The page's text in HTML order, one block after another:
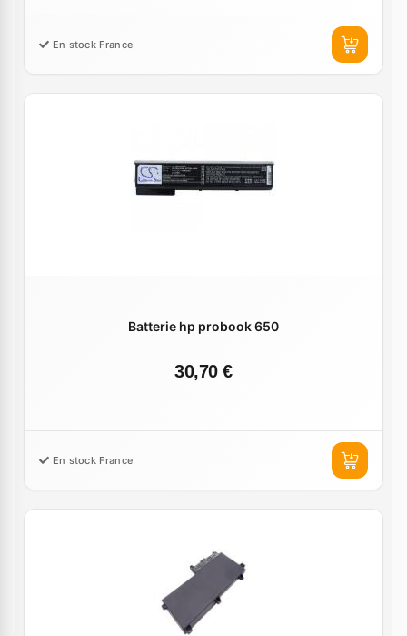
En stock France
Batterie hp probook 650
30,70 €
En stock France